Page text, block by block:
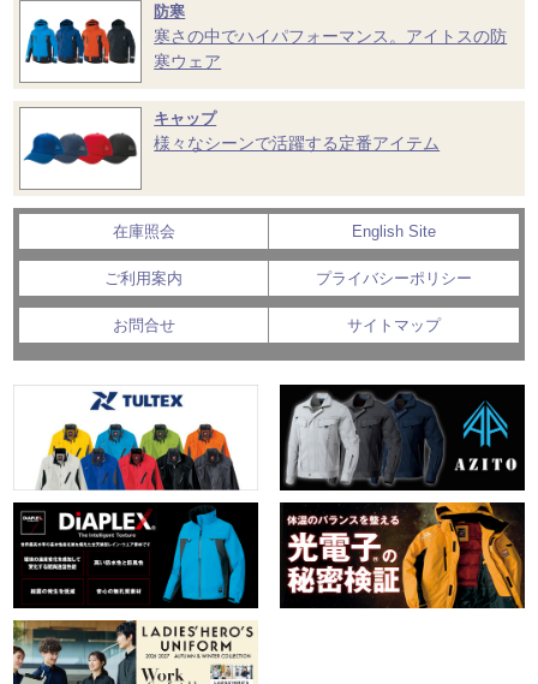
防寒
寒さの中でハイパフォーマンス。アイトスの防
寒ウェア
キャップ
様々なシーンで活躍する定番アイテム
在庫照会 English Site
ご利用案内 プライバシーポリシー
お問合せ サイトマップ